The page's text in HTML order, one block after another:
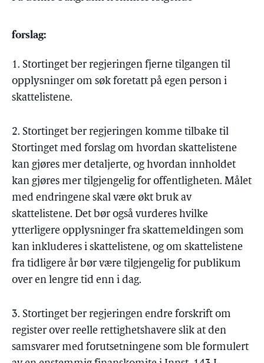
forslag:
1. Stortinget ber regjeringen fjerne tilgangen til
opplysninger om søk foretatt på egen person i
skattelistene.
2. Stortinget ber regjeringen komme tilbake til
Stortinget med forslag om hvordan skattelistene
kan gjøres mer detaljerte, og hvordan innholdet
kan gjøres mer tilgjengelig for offentligheten. Målet
med endringene skal være økt bruk av
skattelistene. Det bør også vurderes hvilke
ytterligere opplysninger fra skattemeldingen som
kan inkluderes i skattelistene, og om skattelistene
fra tidligere år bør være tilgjengelig for publikum
over en lengre tid enn i dag.
3. Stortinget ber regjeringen endre forskrift om
register over reelle rettighetshavere slik at den
samsvarer med forutsetningene som ble formulert